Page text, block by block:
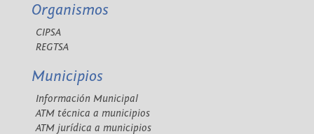
Organismos
CIPSA
REGTSA
Municipios
Información Municipal
ATM técnica a municipios
ATM jurídica a municipios